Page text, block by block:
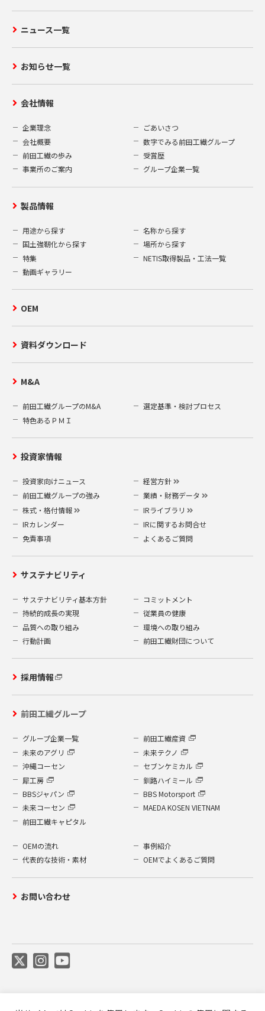
ニュース一覧
お知らせ一覧
会社情報
企業理念
ごあいさつ
会社概要
数字でみる前田工繊グループ
前田工繊の歩み
受賞歴
事業所のご案内
グループ企業一覧
製品情報
用途から探す
名称から探す
国土強靭化から探す
場所から探す
特集
NETIS取得製品・工法一覧
動画ギャラリー
OEM
資料ダウンロード
M&A
前田工繊グループのM&A
選定基準・検討プロセス
特色あるＰＭＩ
投資家情報
投資家向けニュース
経営方針
前田工繊グループの強み
業績・財務データ
株式・格付情報
IRライブラリ
IRカレンダー
IRに関するお問合せ
免責事項
よくあるご質問
サステナビリティ
サステナビリティ基本方針
コミットメント
持続的成長の実現
従業員の健康
品質への取り組み
環境への取り組み
行動計画
前田工繊財団について
採用情報
前田工繊グループ
グループ企業一覧
前田工繊産資
未来のアグリ
未来テクノ
沖縄コーセン
セブンケミカル
犀工房
釧路ハイミール
BBSジャパン
BBS Motorsport
未来コーセン
MAEDA KOSEN VIETNAM
前田工繊キャピタル
OEMの流れ
事例紹介
代表的な技術・素材
OEMでよくあるご質問
お問い合わせ